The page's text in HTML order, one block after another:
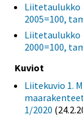
Liitetaulukko
2005=100,
Liitetaulukko
2000=100,
Kuviot
Liitekuvio 1.
1/2020